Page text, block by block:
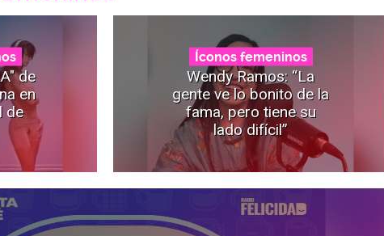
de
en
de
Íconos femeninos
Wendy Ramos: “La
gente ve lo bonito de la
fama, pero tiene su
lado difícil”